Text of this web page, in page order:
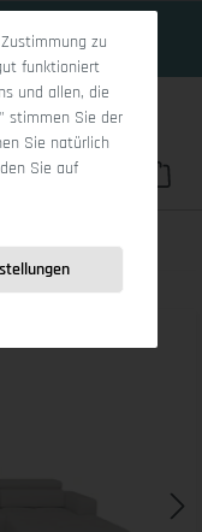
Du hast 0
zu
funktioniert
und allen, die
stimmen Sie der
Sie natürlich
Sie auf